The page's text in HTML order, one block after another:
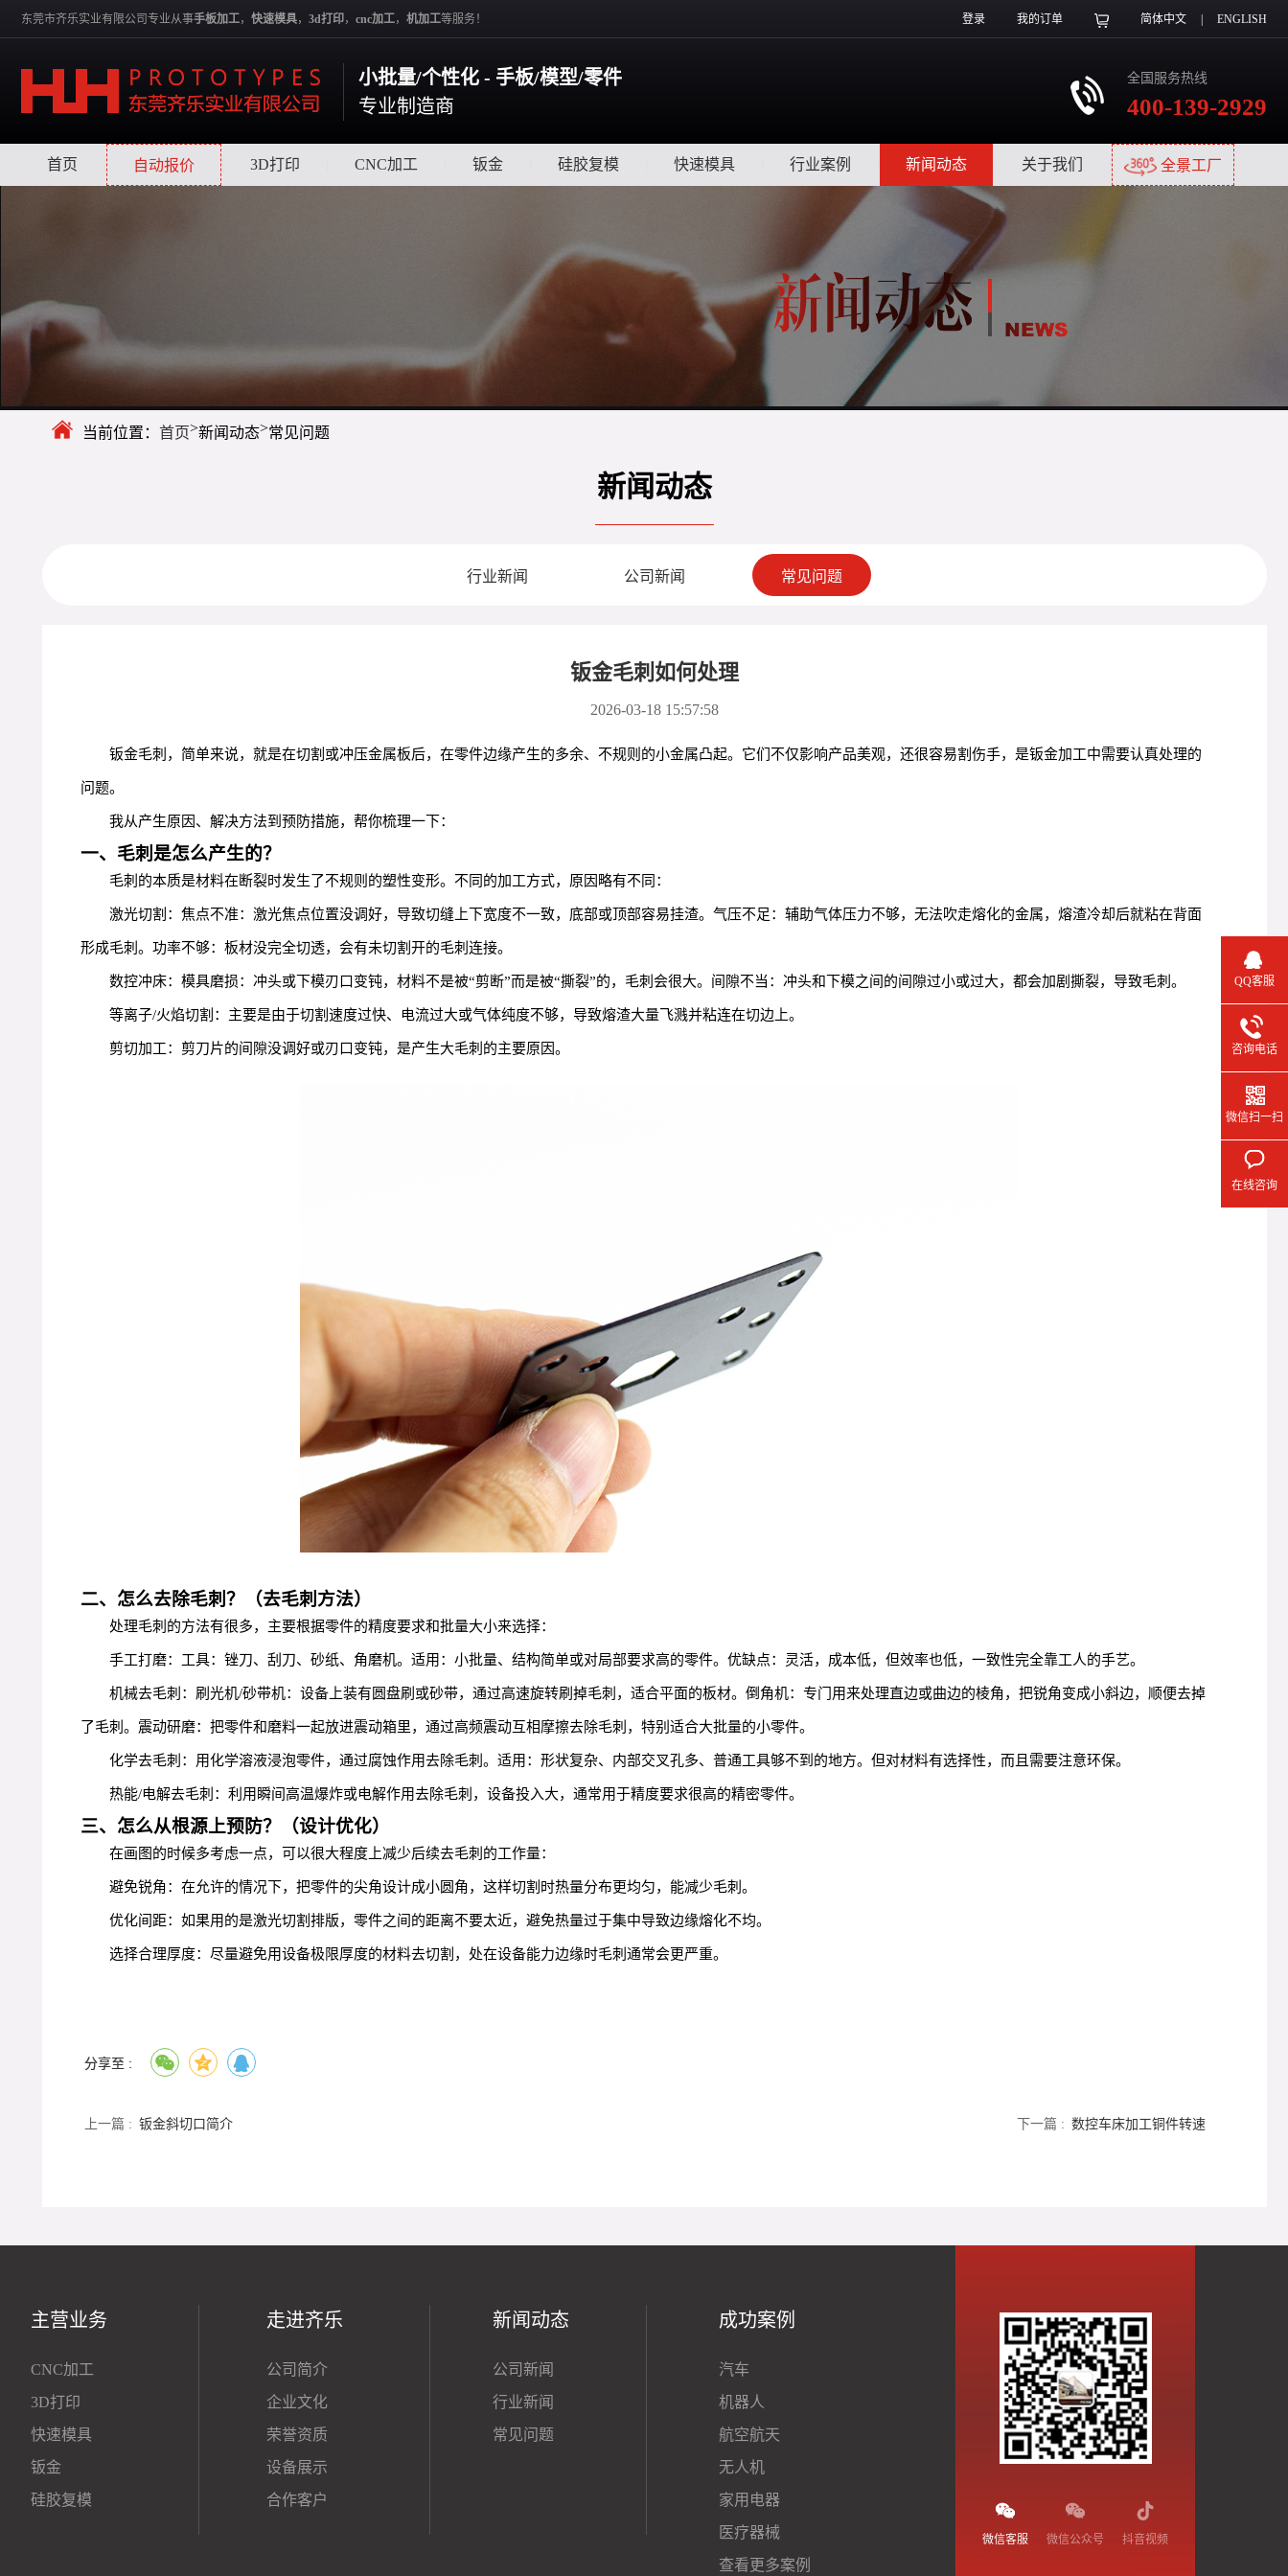
东莞市齐乐实业有限公司专业从事手板加工， 快速模具， 3d打印， cnc加工， 机加工等服务！ 登录 我的订单 简体中文 ENGLISH
小批量/个性化 - 手板/模型/零件
专业制造商
全国服务热线
400-139-2929
首页 自动报价 3D打印 CNC加工 钣金 硅胶复模 快速模具 行业案例 新闻动态 关于我们 全景工厂
当前位置： 首页>新闻动态>常见问题
新闻动态
行业新闻 公司新闻 常见问题
钣金毛刺如何处理
2026-03-18 15:57:58
钣金毛刺，简单来说，就是在切割或冲压金属板后，在零件边缘产生的多余、不规则的小金属凸起。它们不仅影响产品美观，还很容易割伤手，是钣金加工中需要认真处理的
问题。
我从产生原因、解决方法到预防措施，帮你梳理一下：
一、毛刺是怎么产生的？
毛刺的本质是材料在断裂时发生了不规则的塑性变形。不同的加工方式，原因略有不同：
激光切割：焦点不准：激光焦点位置没调好，导致切缝上下宽度不一致，底部或顶部容易挂渣。气压不足：辅助气体压力不够，无法吹走熔化的金属，熔渣冷却后就粘在背面
形成毛刺。功率不够：板材没完全切透，会有未切割开的毛刺连接。
数控冲床：模具磨损：冲头或下模刃口变钝，材料不是被“剪断”而是被“撕裂”的，毛刺会很大。间隙不当：冲头和下模之间的间隙过小或过大，都会加剧撕裂，导致毛刺。
等离子/火焰切割：主要是由于切割速度过快、电流过大或气体纯度不够，导致熔渣大量飞溅并粘连在切边上。
剪切加工：剪刀片的间隙没调好或刃口变钝，是产生大毛刺的主要原因。
二、怎么去除毛刺？（去毛刺方法）
处理毛刺的方法有很多，主要根据零件的精度要求和批量大小来选择：
手工打磨：工具：锉刀、刮刀、砂纸、角磨机。适用：小批量、结构简单或对局部要求高的零件。优缺点：灵活，成本低，但效率也低，一致性完全靠工人的手艺。
机械去毛刺：刷光机/砂带机：设备上装有圆盘刷或砂带，通过高速旋转刷掉毛刺，适合平面的板材。倒角机：专门用来处理直边或曲边的棱角，把锐角变成小斜边，顺便去掉
了毛刺。震动研磨：把零件和磨料一起放进震动箱里，通过高频震动互相摩擦去除毛刺，特别适合大批量的小零件。
化学去毛刺：用化学溶液浸泡零件，通过腐蚀作用去除毛刺。适用：形状复杂、内部交叉孔多、普通工具够不到的地方。但对材料有选择性，而且需要注意环保。
热能/电解去毛刺：利用瞬间高温爆炸或电解作用去除毛刺，设备投入大，通常用于精度要求很高的精密零件。
三、怎么从根源上预防？（设计优化）
在画图的时候多考虑一点，可以很大程度上减少后续去毛刺的工作量：
避免锐角：在允许的情况下，把零件的尖角设计成小圆角，这样切割时热量分布更均匀，能减少毛刺。
优化间距：如果用的是激光切割排版，零件之间的距离不要太近，避免热量过于集中导致边缘熔化不均。
选择合理厚度：尽量避免用设备极限厚度的材料去切割，处在设备能力边缘时毛刺通常会更严重。
分享至 :
上一篇 : 钣金斜切口简介 下一篇 : 数控车床加工铜件转速
主营业务
CNC加工
3D打印
快速模具
钣金
硅胶复模
走进齐乐
公司简介
企业文化
荣誉资质
设备展示
合作客户
新闻动态
公司新闻
行业新闻
常见问题
成功案例
汽车
机器人
航空航天
无人机
家用电器
医疗器械
查看更多案例
微信客服 微信公众号 抖音视频
QQ客服
咨询电话
微信扫一扫
在线咨询